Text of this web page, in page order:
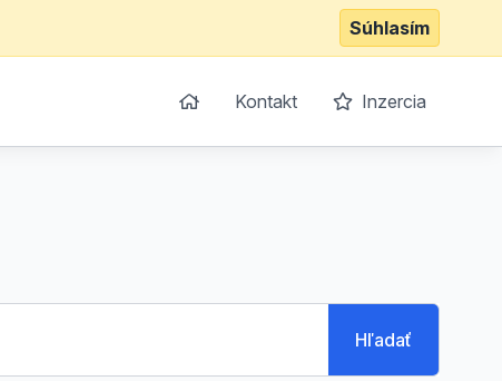
Súhlasím
Kontakt Inzercia
Hľadať